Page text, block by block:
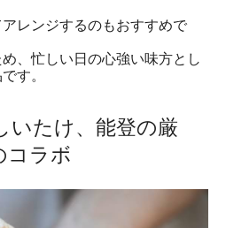
レンジするのもおすすめで
、忙しい日の心強い味方とし
す。
いたけ、能登の厳
コラボ